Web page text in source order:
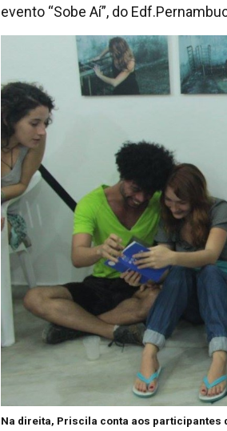
evento “Sobe Aí”, do
Na direita, Priscila conta aos participantes